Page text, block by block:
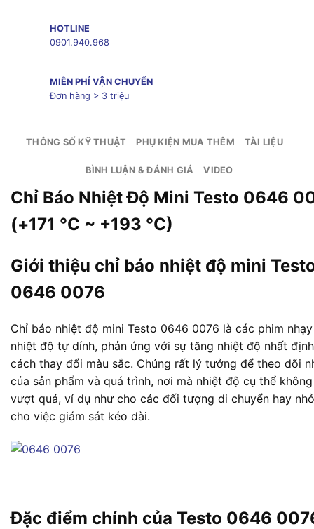
HOTLINE
0901.940.968
MIỄN PHÍ VẬN CHUYỂN
Đơn hàng > 3 triệu
THÔNG SỐ KỸ THUẬT PHỤ KIỆN MUA THÊM TÀI LIỆU
BÌNH LUẬN & ĐÁNH GIÁ VIDEO
Chỉ Báo Nhiệt Độ Mini Testo 0646
(+171 °C ~ +193 °C)
Giới thiệu chỉ báo nhiệt độ mini
0646 0076
Chỉ báo nhiệt độ mini Testo 0646 0076 là các phim
nhiệt độ tự dính, phản ứng với sự tăng nhiệt độ nhất
cách thay đổi màu sắc. Chúng rất lý tưởng để theo dõi
của sản phẩm và quá trình, nơi mà nhiệt độ cụ thể
vượt quá, ví dụ như cho các đối tượng di chuyển hay
cho việc giám sát kéo dài.
Đặc điểm chính của Testo 0646